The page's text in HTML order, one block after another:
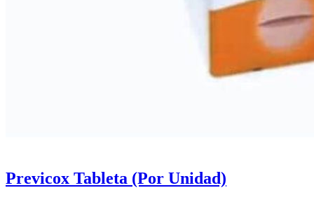
Previcox Tableta (Por Unidad)